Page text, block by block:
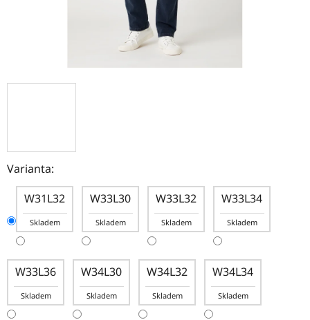
Varianta:
W31L32
Skladem
W33L30
Skladem
W33L32
Skladem
W33L34
Skladem
W33L36
Skladem
W34L30
Skladem
W34L32
Skladem
W34L34
Skladem